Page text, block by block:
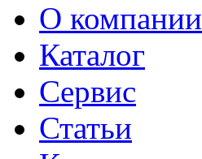
О компании
Каталог
Сервис
Статьи